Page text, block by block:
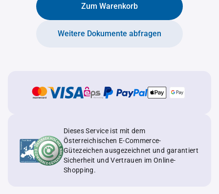
Zum Warenkorb
Weitere Dokumente abfragen
Dieses Service ist mit dem
Österreichischen E-Commerce-
Gütezeichen ausgezeichnet und garantiert
Sicherheit und Vertrauen im Online-
Shopping.